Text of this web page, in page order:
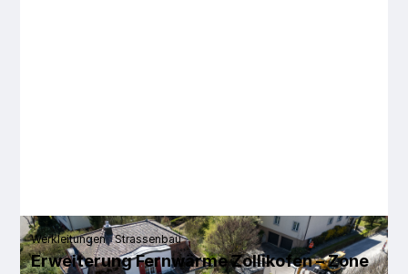
Werkleitungen Strassenbau
Erweiterung Fernwärme Zollikofen – Zone